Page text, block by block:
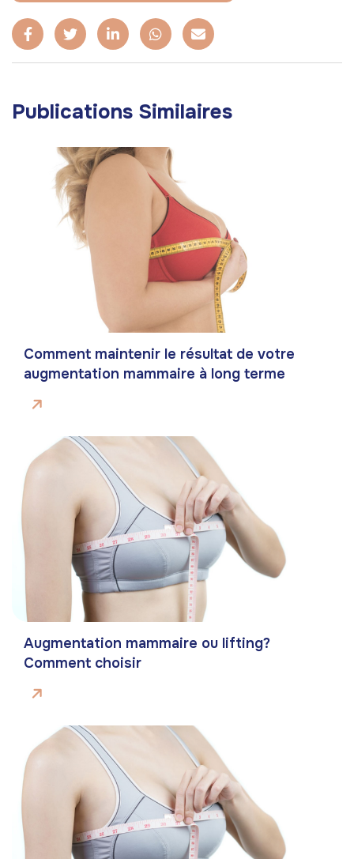
Publications Similaires
Comment maintenir le résultat de votre
augmentation mammaire à long terme
Augmentation mammaire ou lifting?
Comment choisir